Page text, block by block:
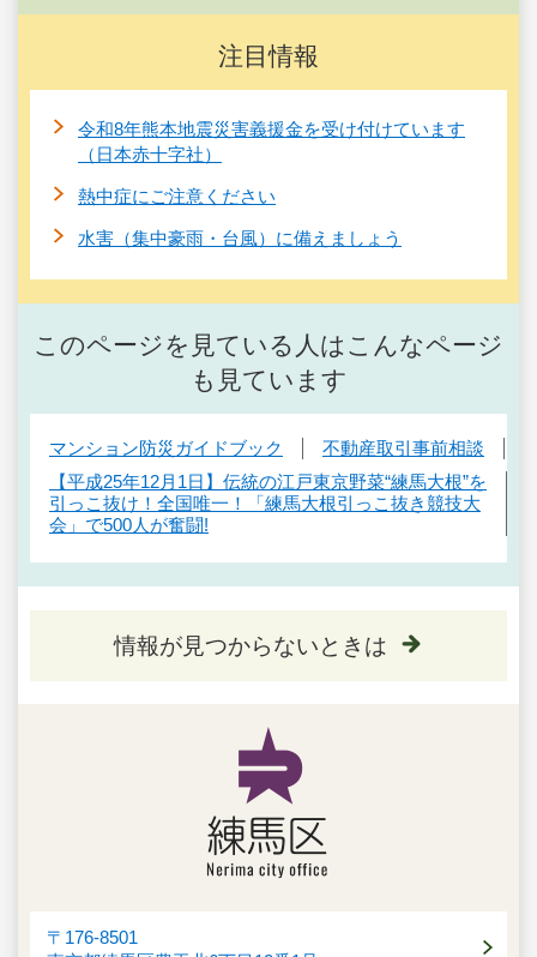
注目情報
令和8年熊本地震災害義援金を受け付けています
（日本赤十字社）
熱中症にご注意ください
水害（集中豪雨・台風）に備えましょう
このページを見ている人はこんなページ
も見ています
マンション防災ガイドブック
不動産取引事前相談
【平成25年12月1日】伝統の江戸東京野菜“練馬大根”を
引っこ抜け！全国唯一！「練馬大根引っこ抜き競技大
会」で500人が奮闘!
情報が見つからないときは
〒176-8501